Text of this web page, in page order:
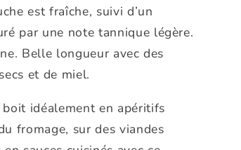
est fraîche, suivi d’un
par une note tannique légère.
Belle longueur avec des
et de miel.
boit idéalement en apéritifs
fromage, sur des viandes